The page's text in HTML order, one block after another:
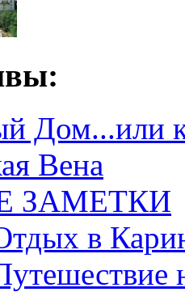
Дом...или
Вена
ЗАМЕТКИ
в